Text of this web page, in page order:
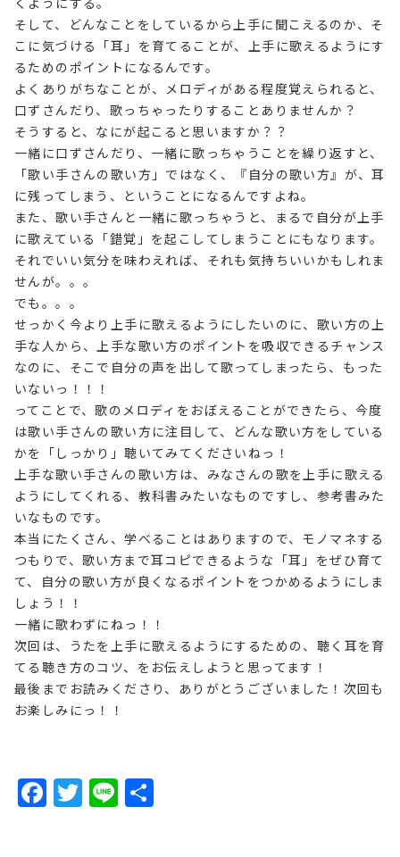
そして、どんなことをしているから上手に聞こえるのか、そ
こに気づける「耳」を育てることが、上手に歌えるようにす
るためのポイントになるんです。
よくありがちなことが、メロディがある程度覚えられると、
口ずさんだり、歌っちゃったりすることありませんか？
そうすると、なにが起こると思いますか？？
一緒に口ずさんだり、一緒に歌っちゃうことを繰り返すと、
「歌い手さんの歌い方」ではなく、『自分の歌い方』が、耳
に残ってしまう、ということになるんですよね。
また、歌い手さんと一緒に歌っちゃうと、まるで自分が上手
に歌えている「錯覚」を起こしてしまうことにもなります。
それでいい気分を味わえれば、それも気持ちいいかもしれま
せんが。。。
でも。。。
せっかく今より上手に歌えるようにしたいのに、歌い方の上
手な人から、上手な歌い方のポイントを吸収できるチャンス
なのに、そこで自分の声を出して歌ってしまったら、もった
いないっ！！！
ってことで、歌のメロディをおぼえることができたら、今度
は歌い手さんの歌い方に注目して、どんな歌い方をしている
かを「しっかり」聴いてみてくださいねっ！
上手な歌い手さんの歌い方は、みなさんの歌を上手に歌える
ようにしてくれる、教科書みたいなものですし、参考書みた
いなものです。
本当にたくさん、学べることはありますので、モノマネする
つもりで、歌い方まで耳コピできるような「耳」をぜひ育て
て、自分の歌い方が良くなるポイントをつかめるようにしま
しょう！！
一緒に歌わずにねっ！！
次回は、うたを上手に歌えるようにするための、聴く耳を育
てる聴き方のコツ、をお伝えしようと思ってます！
最後までお読みくださり、ありがとうございました！次回も
お楽しみにっ！！
F T Li